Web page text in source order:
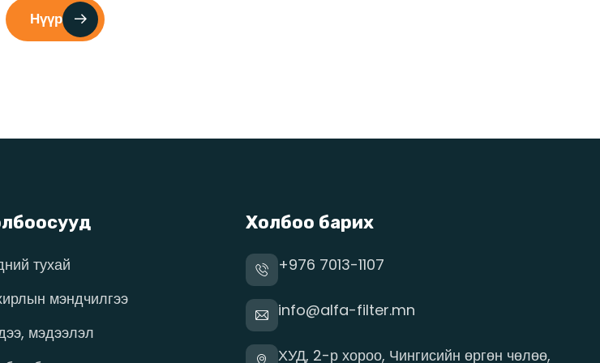
Нүүр
тухай
мэндчилгээ
мэдээлэл
Холбоо барих
+976 7013-1107
info@alfa-filter.mn
ХУД, 2-р хороо, Чингисийн өргөн чөлөө,